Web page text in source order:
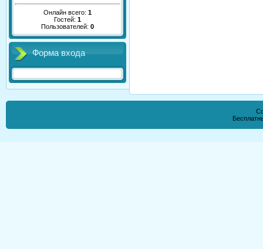
Онлайн всего: 1
Гостей: 1
Пользователей: 0
Форма входа